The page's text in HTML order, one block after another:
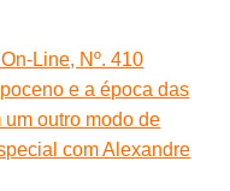
Line, Nº. 410
e a época das
outro modo de
com Alexandre